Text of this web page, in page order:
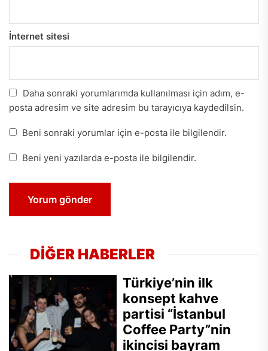
İnternet sitesi
Daha sonraki yorumlarımda kullanılması için adım, e-
posta adresim ve site adresim bu tarayıcıya kaydedilsin.
Beni sonraki yorumlar için e-posta ile bilgilendir.
Beni yeni yazılarda e-posta ile bilgilendir.
DİĞER HABERLER
Türkiye’nin ilk
konsept kahve
partisi “İstanbul
Coffee Party”nin
ikincisi bayram